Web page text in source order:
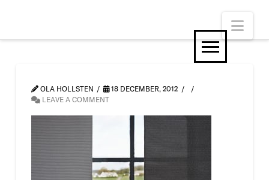
OLA HOLLSTEN
18 DECEMBER, 2012
LEAVE A COMMENT